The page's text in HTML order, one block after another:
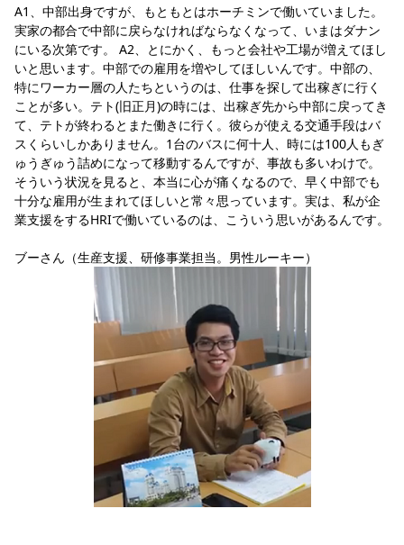
A1、中部出身ですが、もともとはホーチミンで働いていました。
実家の都合で中部に戻らなければならなくなって、いまはダナン
にいる次第です。 A2、とにかく、もっと会社や工場が増えてほし
いと思います。中部での雇用を増やしてほしいんです。中部の、
特にワーカー層の人たちというのは、仕事を探して出稼ぎに行く
ことが多い。テト(旧正月)の時には、出稼ぎ先から中部に戻ってき
て、テトが終わるとまた働きに行く。彼らが使える交通手段はバ
スくらいしかありません。1台のバスに何十人、時には100人もぎ
ゅうぎゅう詰めになって移動するんですが、事故も多いわけで。
そういう状況を見ると、本当に心が痛くなるので、早く中部でも
十分な雇用が生まれてほしいと常々思っています。実は、私が企
業支援をするHRIで働いているのは、こういう思いがあるんです。
ブーさん（生産支援、研修事業担当。男性ルーキー）